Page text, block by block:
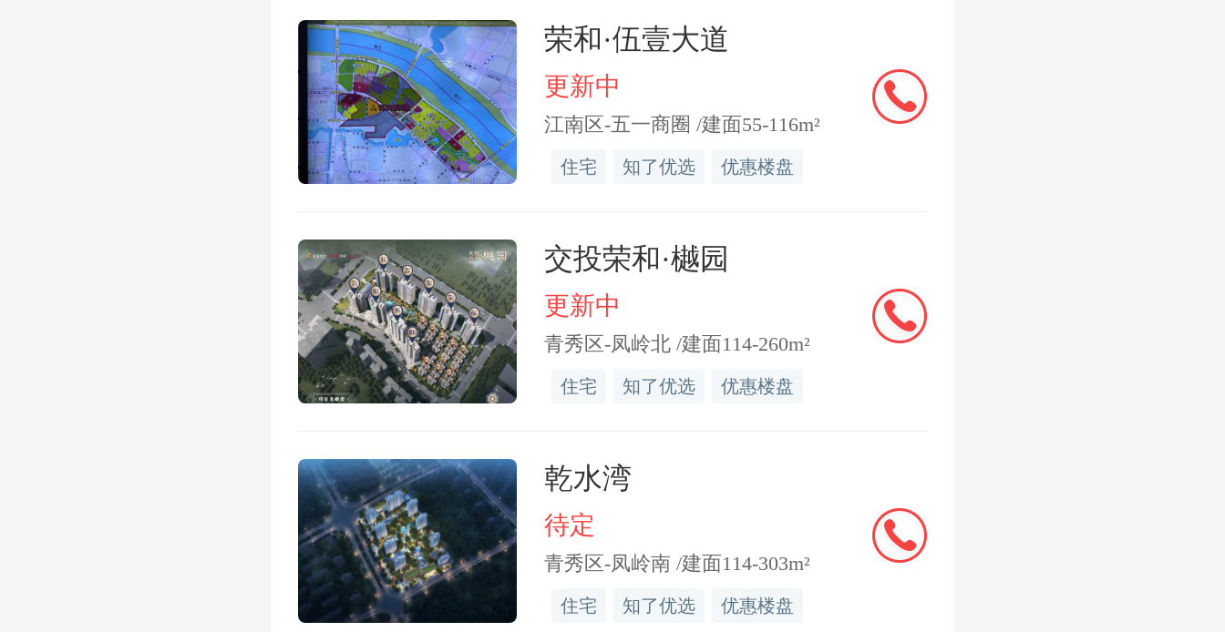
同步宣布“悦恒天润城超级购房节的重磅五
重礼”的热势,3万抵12万的智能家居样板间
已开放。双公立学校计划10月动工,作为片
区公认的红盘,项目此前已凭借过硬的产品
无疑让项目价值再上一个台阶,爆款高拓展
小户型即将加推的消息传来,更是为红盘添
上了稀缺属性。让项目在红盘基础上再添
随着佳肴上桌,晚宴的互动环节接踵而
至,惊喜一波接着一波。先是备受期待的优
秀门店表彰环节,成交冠亚季军表彰,这些优
荣和·伍壹大道
更新中
江南区-五一商圈 /建面55-116m²
住宅 知了优选 优惠楼盘
交投荣和·樾园
更新中
青秀区-凤岭北 /建面114-260m²
住宅 知了优选 优惠楼盘
乾水湾
待定
青秀区-凤岭南 /建面114-303m²
住宅 知了优选 优惠楼盘